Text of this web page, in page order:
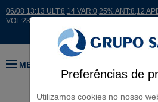
Preferências de
Utilizamos cookies no nosso
06/08 13:13 ULT:8,14 VAR:0,25% ANT:8,12
VOL:23719
MENU